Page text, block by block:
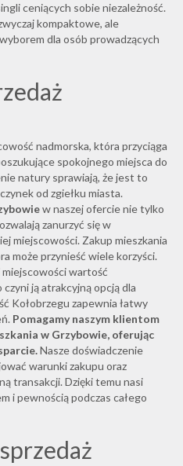
ceniących sobie niezależność.
kompaktowe, ale
dla osób prowadzących
nadmorska, która przyciąga
spokojnego miejsca do
natury sprawiają, że jest to
od zgiełku miasta.
w naszej ofercie nie tylko
zanurzyć się w
miejscowości. Zakup mieszkania
może przynieść wiele korzyści.
wartość
ją atrakcyjną opcją dla
Kołobrzegu zapewnia łatwy
Pomagamy naszym klientom
w Grzybowie, oferując
Nasze doświadczenie
warunki zakupu oraz
transakcji. Dzięki temu nasi
i pewnością podczas całego